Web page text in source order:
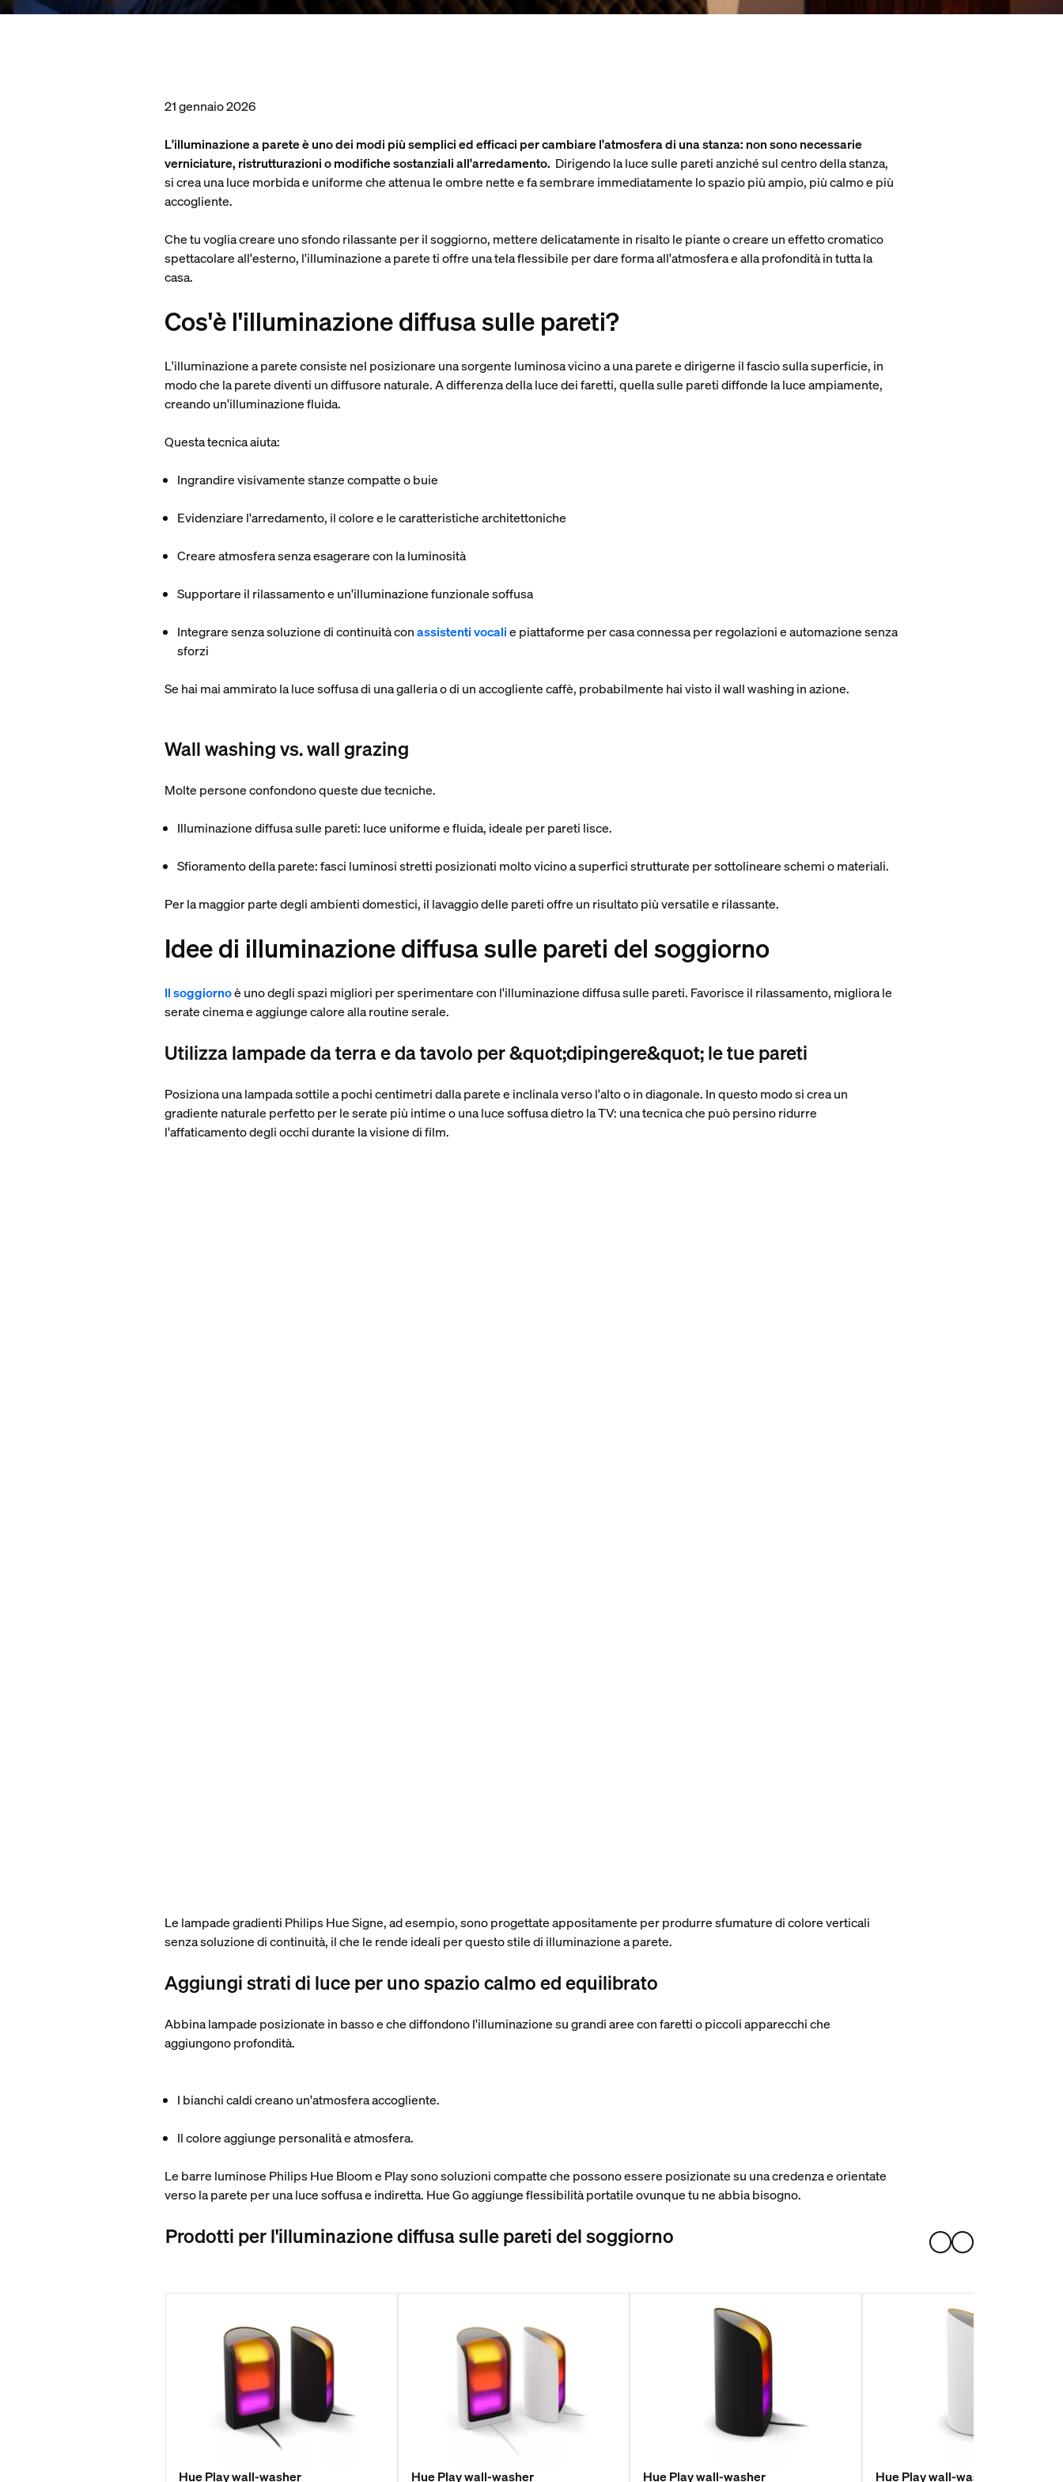
21 gennaio 2026
L'illuminazione a parete è uno dei modi più semplici ed efficaci per cambiare l'atmosfera di una stanza: non sono necessarie
verniciature, ristrutturazioni o modifiche sostanziali all'arredamento. Dirigendo la luce sulle pareti anziché sul centro della stanza,
si crea una luce morbida e uniforme che attenua le ombre nette e fa sembrare immediatamente lo spazio più ampio, più calmo e più
accogliente.
Che tu voglia creare uno sfondo rilassante per il soggiorno, mettere delicatamente in risalto le piante o creare un effetto cromatico
spettacolare all'esterno, l'illuminazione a parete ti offre una tela flessibile per dare forma all'atmosfera e alla profondità in tutta la
casa.
Cos'è l'illuminazione diffusa sulle pareti?
L'illuminazione a parete consiste nel posizionare una sorgente luminosa vicino a una parete e dirigerne il fascio sulla superficie, in
modo che la parete diventi un diffusore naturale. A differenza della luce dei faretti, quella sulle pareti diffonde la luce ampiamente,
creando un'illuminazione fluida.
Questa tecnica aiuta:
Ingrandire visivamente stanze compatte o buie
Evidenziare l'arredamento, il colore e le caratteristiche architettoniche
Creare atmosfera senza esagerare con la luminosità
Supportare il rilassamento e un'illuminazione funzionale soffusa
Integrare senza soluzione di continuità conassistenti vocalie piattaforme per casa connessaper regolazioni e automazione senza
sforzi
Se hai mai ammirato la luce soffusa di una galleria o di un accogliente caffè, probabilmente hai visto il wall washing in azione.
Wall washing vs. wall grazing
Molte persone confondono queste due tecniche.
Illuminazione diffusa sulle pareti: luce uniforme e fluida, ideale per pareti lisce.
Sfioramento della parete:fasci luminosi stretti posizionati molto vicino a superfici strutturate per sottolineare schemi o materiali.
Per la maggior parte degli ambienti domestici, il lavaggio delle pareti offre un risultato più versatile e rilassante.
Idee di illuminazione diffusa sulle pareti del soggiorno
Il soggiornoè uno degli spazi migliori per sperimentare con l'illuminazione diffusa sulle pareti. Favorisce il rilassamento, migliora le
serate cinema e aggiunge calore alla routine serale.
Utilizza lampade da terra e da tavolo per &quot;dipingere&quot; le tue pareti
Posiziona una lampada sottile a pochi centimetri dalla parete e inclinala verso l'alto o in diagonale. In questo modo si crea un
gradiente naturale perfetto per le serate più intime o una luce soffusa dietro la TV: una tecnica che può persino ridurre
l'affaticamento degli occhi durante la visione di film.
Le lampade gradienti Philips Hue Signe, ad esempio, sono progettate appositamente per produrre sfumature di colore verticali
senza soluzione di continuità, il che le rende ideali per questo stile di illuminazione a parete.
Aggiungi strati di luce per uno spazio calmo ed equilibrato
Abbina lampade posizionate in basso e che diffondono l'illuminazione su grandi aree con faretti o piccoli apparecchi che
aggiungono profondità.
I bianchi caldi creano un'atmosfera accogliente.
Il colore aggiunge personalità e atmosfera.
Le barre luminose Philips Hue Bloom e Play sono soluzioni compatte che possono essere posizionate su una credenza e orientate
verso la parete per una luce soffusa e indiretta. Hue Go aggiunge flessibilità portatile ovunque tu ne abbia bisogno.
Prodotti per l'illuminazione diffusa sulle pareti del soggiorno
Hue Play wall-washer Hue Play wall-washer Hue Play wall-washer Hue Play wall-washer